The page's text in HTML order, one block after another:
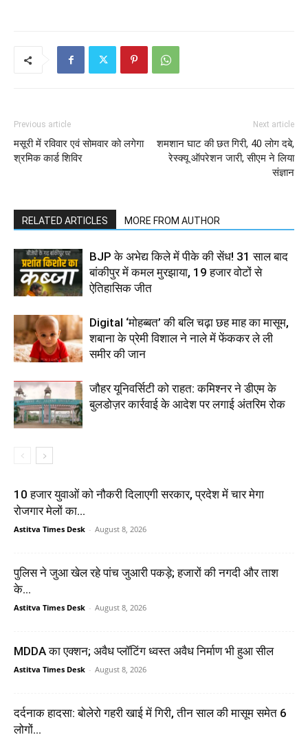
Previous article
मसूरी में रविवार एवं सोमवार को लगेगा
श्रमिक कार्ड शिविर
Next article
शमशान घाट की छत गिरी, 40 लोग दबे,
रेस्क्यू ऑपरेशन जारी, सीएम ने लिया
संज्ञान
RELATED ARTICLES MORE FROM AUTHOR
BJP के अभेद्य किले में पीके की सेंध! 31 साल बाद
बांकीपुर में कमल मुरझाया, 19 हजार वोटों से
ऐतिहासिक जीत
Digital ‘मोहब्बत’ की बलि चढ़ा छह माह का मासूम,
शबाना के प्रेमी विशाल ने नाले में फेंककर ले ली
समीर की जान
जौहर यूनिवर्सिटी को राहत: कमिश्नर ने डीएम के
बुलडोज़र कार्रवाई के आदेश पर लगाई अंतरिम रोक
10 हजार युवाओं को नौकरी दिलाएगी सरकार, प्रदेश में चार मेगा
रोजगार मेलों का...
Astitva Times Desk - August 8, 2026
पुलिस ने जुआ खेल रहे पांच जुआरी पकड़े; हजारों की नगदी और ताश
के...
Astitva Times Desk - August 8, 2026
MDDA का एक्शन; अवैध प्लॉटिंग ध्वस्त अवैध निर्माण भी हुआ सील
Astitva Times Desk - August 8, 2026
दर्दनाक हादसा: बोलेरो गहरी खाई में गिरी, तीन साल की मासूम समेत 6
लोगों...